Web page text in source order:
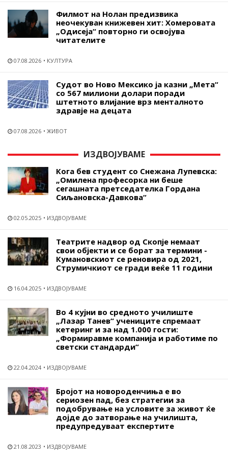
Филмот на Нолан предизвика
неочекуван книжевен хит: Хомеровата
„Одисеја“ повторно ги освојува
читателите
07.08.2026 КУЛТУРА
Судот во Ново Мексико ја казни „Мета“
со 567 милиони долари поради
штетното влијание врз менталното
здравје на децата
07.08.2026 ЖИВОТ
ИЗДВОЈУВАМЕ
Кога бев студент со Снежана Лупевска:
„Омилена професорка ни беше
сегашната претседателка Гордана
Сиљановска-Давкова“
02.05.2025 ИЗДВОЈУВАМЕ
Театрите надвор од Скопје немаат
свои објекти и се борат за термини -
Кумановскиот се реновира од 2021,
Струмичкиот се гради веќе 11 години
16.04.2025 ИЗДВОЈУВАМЕ
Во 4 кујни во средното училиште
„Лазар Танев“ учениците спремаат
кетеринг и за над 1.000 гости:
„Формиравме компанија и работиме по
светски стандарди“
22.04.2024 ИЗДВОЈУВАМЕ
Бројот на новороденчиња е во
сериозен пад, без стратегии за
подобрување на условите за живот ќе
дојде до затворање на училишта,
предупредуваат експертите
21.08.2023 ИЗДВОЈУВАМЕ